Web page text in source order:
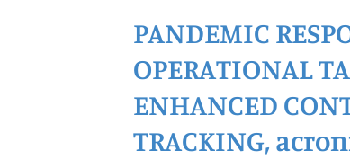
PANDEMIC
OPERATIONAL
ENHANCED
TRACKING,